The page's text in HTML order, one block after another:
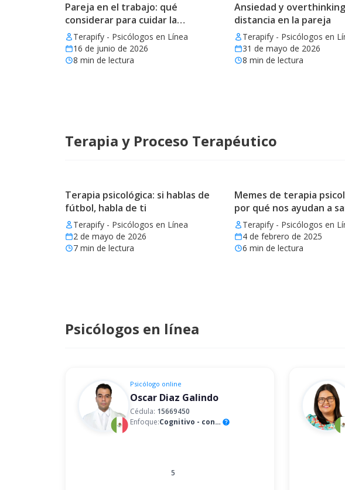
Pareja en el trabajo: qué
considerar para cuidar la
relación
Terapify - Psicólogos en Línea
16 de junio de 2026
8 min de lectura
Ansiedad y
distancia en la pareja
Terapify - Psicólogos en
31 de mayo de 2026
8 min de lectura
Terapia y Proceso Terapéutico
Terapia psicológica: si hablas de
fútbol, habla de ti
Terapify - Psicólogos en Línea
2 de mayo de 2026
7 min de lectura
Memes de terapia
por qué nos ayudan a
Terapify - Psicólogos en
4 de febrero de 2025
6 min de lectura
Psicólogos en línea
Psicólogo online
Oscar Diaz Galindo
Cédula: 15669450
Enfoque:
Cognitivo - conductual help
5